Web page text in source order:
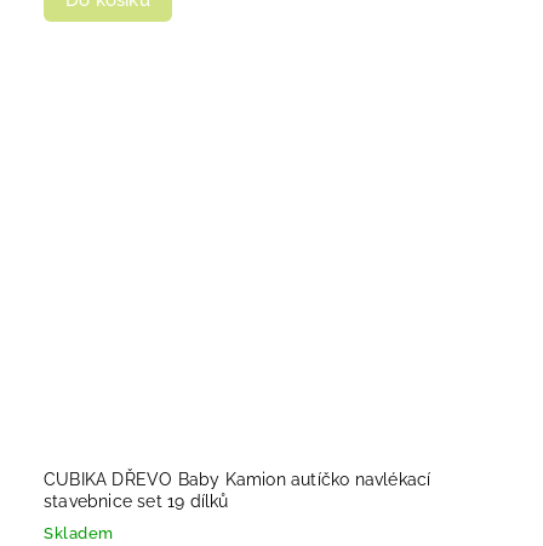
CUBIKA DŘEVO Baby Kamion autíčko navlékací
stavebnice set 19 dílků
Skladem